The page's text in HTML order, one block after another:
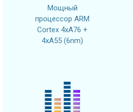
Мощный
процессор ARM
Cortex 4xA76 +
4xA55 (6nm)